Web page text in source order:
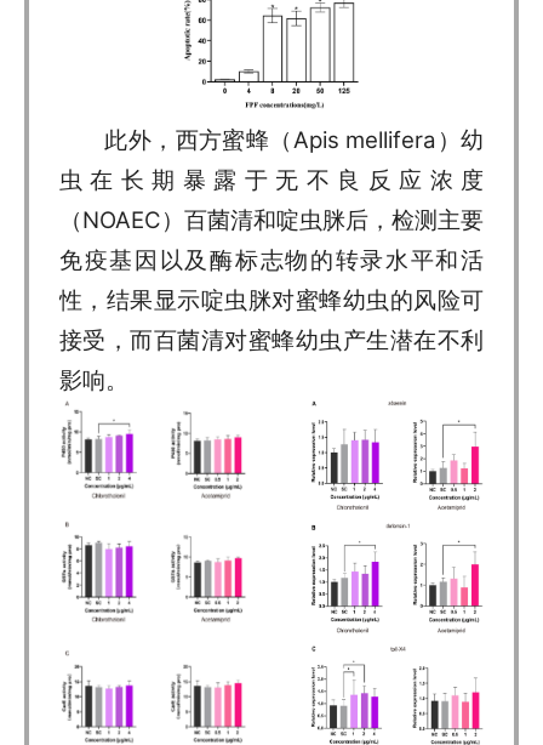
此外，西方蜜蜂（Apis mellifera）幼
虫在长期暴露于无不良反应浓度
（NOAEC）百菌清和啶虫脒后，检测主要
免疫基因以及酶标志物的转录水平和活
性，结果显示啶虫脒对蜜蜂幼虫的风险可
接受，而百菌清对蜜蜂幼虫产生潜在不利
影响。